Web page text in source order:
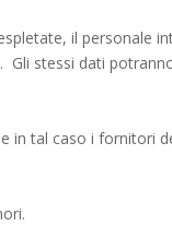
il personale
stessi dati
in tal caso i fornitori